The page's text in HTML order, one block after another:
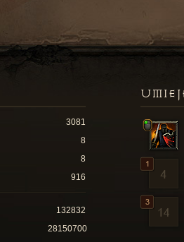
3081
8
8
916
132832
28150700